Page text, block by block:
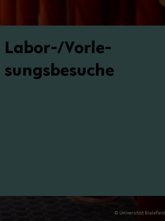
Labor-​/Vor­le­
sungs­be­su­che
© Uni­ver­si­tät Bie­le­feld